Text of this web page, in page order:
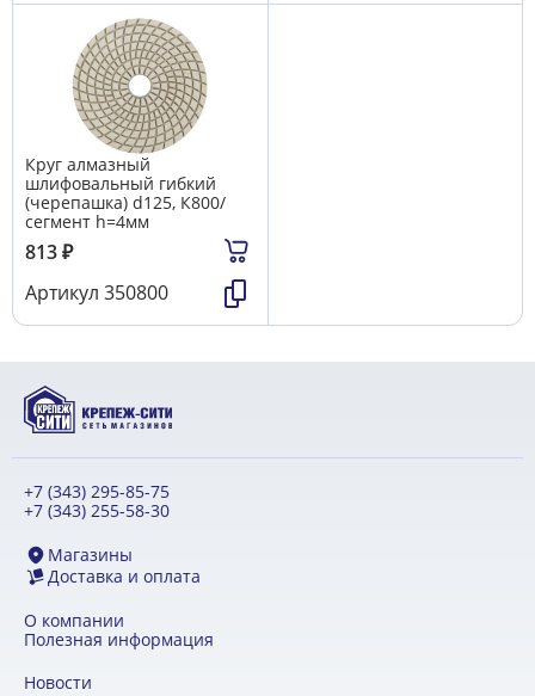
Круг алмазный
шлифовальный гибкий
(черепашка) d125, К800/
сегмент h=4мм
813₽
Артикул 350800
+7 (343) 295-85-75
+7 (343) 255-58-30
Магазины
Доставка и оплата
О компании
Полезная информация
Новости